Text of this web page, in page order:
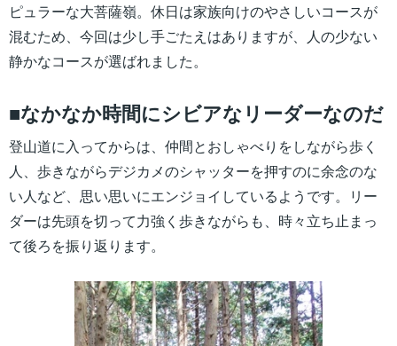
ピュラーな大菩薩嶺。休日は家族向けのやさしいコースが
混むため、今回は少し手ごたえはありますが、人の少ない
静かなコースが選ばれました。
■なかなか時間にシビアなリーダーなのだ
登山道に入ってからは、仲間とおしゃべりをしながら歩く
人、歩きながらデジカメのシャッターを押すのに余念のな
い人など、思い思いにエンジョイしているようです。リー
ダーは先頭を切って力強く歩きながらも、時々立ち止まっ
て後ろを振り返ります。